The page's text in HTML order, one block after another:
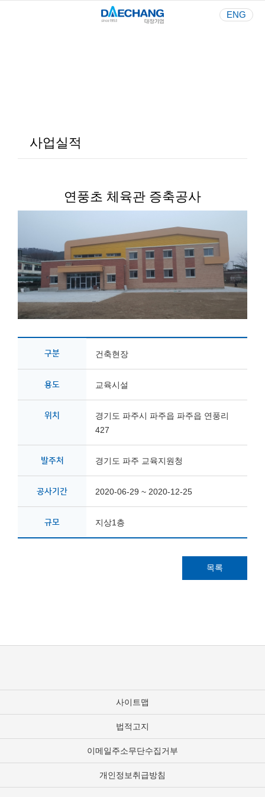
ENG
사업실적
연풍초 체육관 증축공사
구분 건축현장
용도 교육시설
위치
경기도 파주시 파주읍 파주읍 연풍리
427
발주처 경기도 파주 교육지원청
공사기간 2020-06-29 ~ 2020-12-25
규모 지상1층
목록
사이트맵
법적고지
이메일주소무단수집거부
개인정보취급방침